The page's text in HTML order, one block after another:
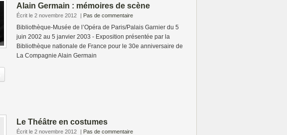
Alain Germain : mémoires de scène
Écrit le 2 novembre 2012 | Pas de commentaire
Bibliothèque-Musée de l’Opéra de Paris/Palais Garnier du 5
juin 2002 au 5 janvier 2003 - Exposition présentée par la
Bibliothèque nationale de France pour le 30e anniversaire de
La Compagnie Alain Germain
Le Théâtre en costumes
Écrit le 2 novembre 2012 | Pas de commentaire